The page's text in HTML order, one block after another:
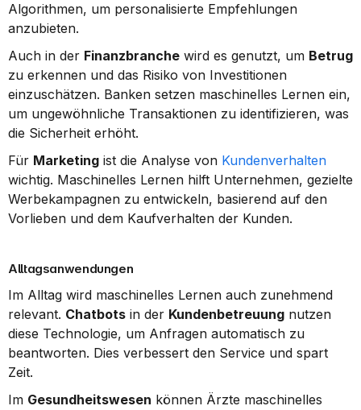
Algorithmen, um personalisierte Empfehlungen
anzubieten.
Auch in der Finanzbranche wird es genutzt, um Betrug
zu erkennen und das Risiko von Investitionen
einzuschätzen. Banken setzen maschinelles Lernen ein,
um ungewöhnliche Transaktionen zu identifizieren, was
die Sicherheit erhöht.
Für Marketing ist die Analyse von Kundenverhalten
wichtig. Maschinelles Lernen hilft Unternehmen, gezielte
Werbekampagnen zu entwickeln, basierend auf den
Vorlieben und dem Kaufverhalten der Kunden.
Alltagsanwendungen
Im Alltag wird maschinelles Lernen auch zunehmend
relevant. Chatbots in der Kundenbetreuung nutzen
diese Technologie, um Anfragen automatisch zu
beantworten. Dies verbessert den Service und spart
Zeit.
Im Gesundheitswesen können Ärzte maschinelles